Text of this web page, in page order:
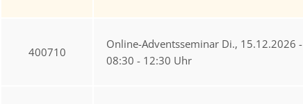
400710
Online-Adventsseminar Di., 15.12.2026 -
08:30 - 12:30 Uhr